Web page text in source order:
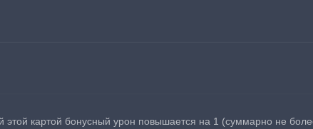
этой картой бонусный урон повышается на 1 (суммарно не